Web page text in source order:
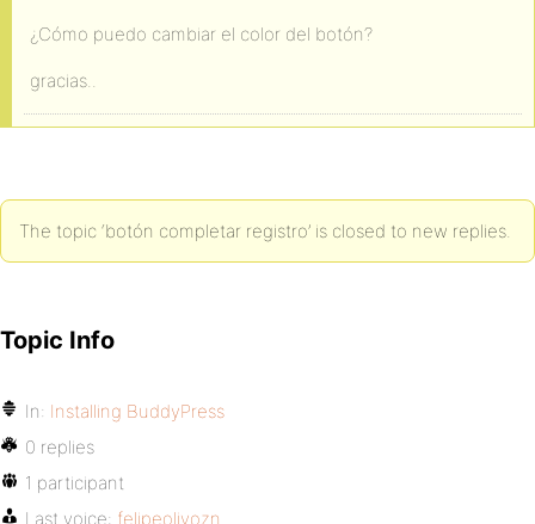
¿Cómo puedo cambiar el color del botón?
gracias..
The topic ‘botón completar registro’ is closed to new replies.
Topic Info
In: Installing BuddyPress
0 replies
1 participant
Last voice: felipeolivozn